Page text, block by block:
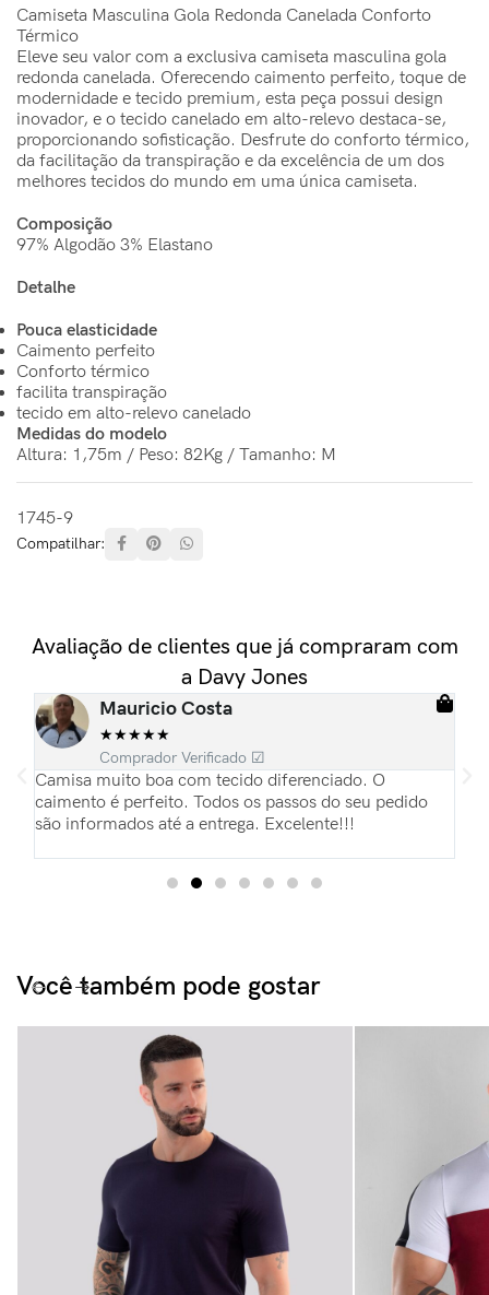
Camiseta Masculina Gola Redonda Canelada Conforto
Térmico
Eleve seu valor com a exclusiva camiseta masculina gola
redonda canelada. Oferecendo caimento perfeito, toque de
modernidade e tecido premium, esta peça possui design
inovador, e o tecido canelado em alto-relevo destaca-se,
proporcionando sofisticação. Desfrute do conforto térmico,
da facilitação da transpiração e da excelência de um dos
melhores tecidos do mundo em uma única camiseta.
Composição
97% Algodão 3% Elastano
Detalhe
Pouca elasticidade
Caimento perfeito
Conforto térmico
facilita transpiração
tecido em alto-relevo canelado
Medidas do modelo
Altura: 1,75m / Peso: 82Kg / Tamanho: M
1745-9
Compatilhar:
Avaliação de clientes que já compraram com
a Davy Jones
Mauricio Costa
★★★★★
Comprador Verificado ☑
Camisa muito boa com tecido diferenciado. O
caimento é perfeito. Todos os passos do seu pedido
são informados até a entrega. Excelente!!!
Você também pode gostar​